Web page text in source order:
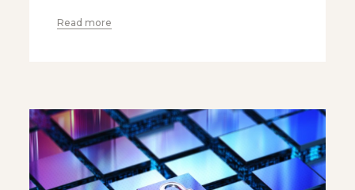
Read more